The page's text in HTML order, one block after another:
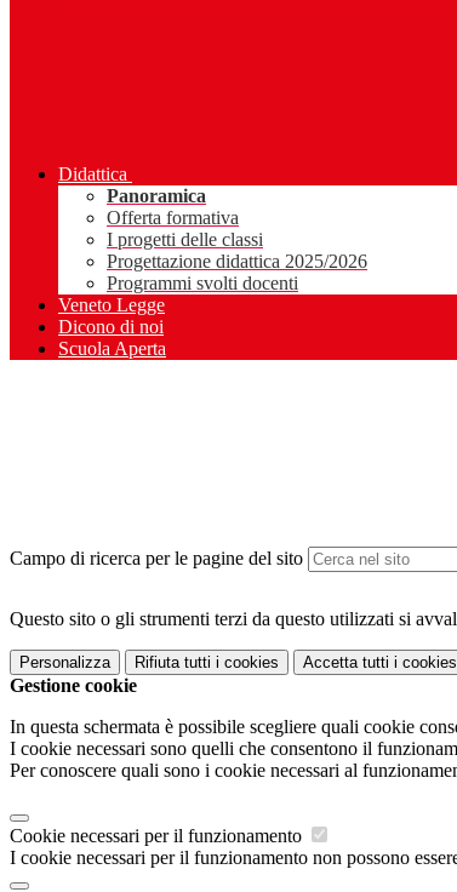
Didattica
Panoramica
Offerta formativa
I progetti delle classi
Progettazione didattica 2025/2026
Programmi svolti docenti
Veneto Legge
Dicono di noi
Scuola Aperta
Campo di ricerca per le pagine del sito
Questo sito o gli strumenti terzi da questo utilizzati si
Personalizza Rifiuta tutti i cookies Accetta tutti i cookies
Gestione cookie
In questa schermata è possibile scegliere quali cookie
I cookie necessari sono quelli che consentono il
Per conoscere quali sono i cookie necessari al
Cookie necessari per il funzionamento
I cookie necessari per il funzionamento non possono